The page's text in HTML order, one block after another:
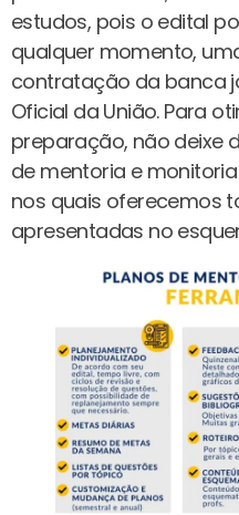
estudos, pois o edital
qualquer momento,
contratação da banca
Oficial da União. Para
preparação, não deixe
de mentoria e
nos quais oferecemos
apresentadas no